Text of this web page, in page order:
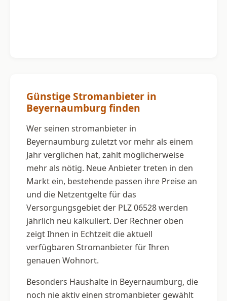
Günstige Stromanbieter in
Beyernaumburg finden
Wer seinen stromanbieter in
Beyernaumburg zuletzt vor mehr als einem
Jahr verglichen hat, zahlt möglicherweise
mehr als nötig. Neue Anbieter treten in den
Markt ein, bestehende passen ihre Preise an
und die Netzentgelte für das
Versorgungsgebiet der PLZ 06528 werden
jährlich neu kalkuliert. Der Rechner oben
zeigt Ihnen in Echtzeit die aktuell
verfügbaren Stromanbieter für Ihren
genauen Wohnort.
Besonders Haushalte in Beyernaumburg, die
noch nie aktiv einen stromanbieter gewählt